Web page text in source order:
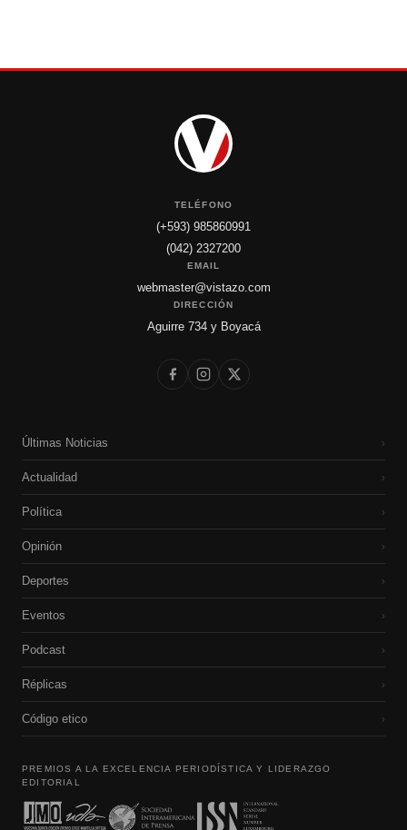
TELÉFONO
(+593) 985860991
(042) 2327200
EMAIL
webmaster@vistazo.com
DIRECCIÓN
Aguirre 734 y Boyacá
Últimas Noticias ›
Actualidad ›
Política ›
Opinión ›
Deportes ›
Eventos ›
Podcast ›
Réplicas ›
Código etico ›
PREMIOS A LA EXCELENCIA PERIODÍSTICA Y LIDERAZGO
EDITORIAL